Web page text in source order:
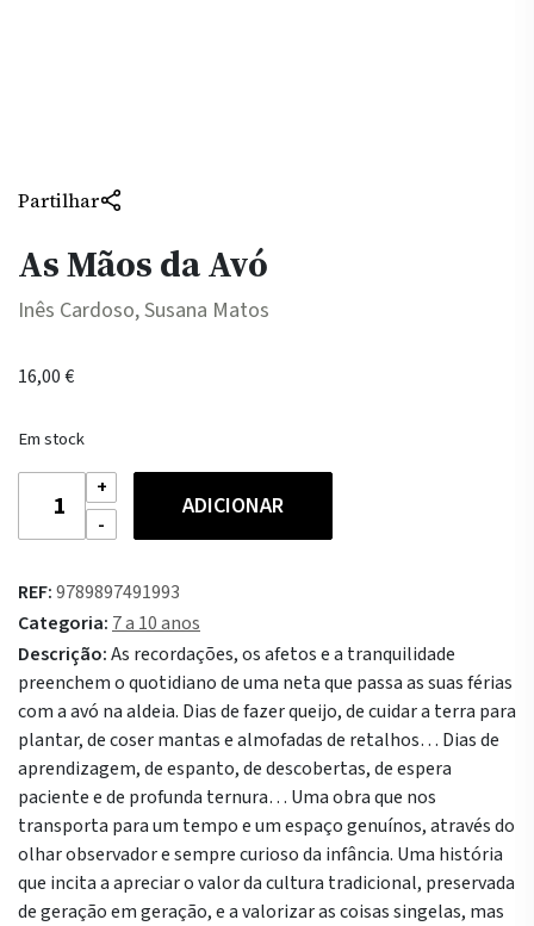
Partilhar
As Mãos da Avó
Inês Cardoso, Susana Matos
16,00€
Em stock
Quantidade
As
da
Avó
ADICIONAR
REF:9789897491993
Categoria: 7 a 10 anos
Descrição:As recordações, os afetos e a tranquilidade
preenchem o quotidiano de uma neta que passa as suas férias
com a avó na aldeia. Dias de fazer queijo, de cuidar a terra para
plantar, de coser mantas e almofadas de retalhos… Dias de
aprendizagem, de espanto, de descobertas, de espera
paciente e de profunda ternura… Uma obra que nos
transporta para um tempo e um espaço genuínos, através do
olhar observador e sempre curioso da infância. Uma história
que incita a apreciar o valor da cultura tradicional, preservada
de geração em geração, e a valorizar as coisas singelas, mas